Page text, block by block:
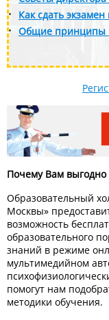
Как сдать
Общие принципы
Почему Вам выгодно
Образовательный
Москвы»
возможность
образовательного
знаний в режиме
мультимедийном
помогут нам
методики обучения.